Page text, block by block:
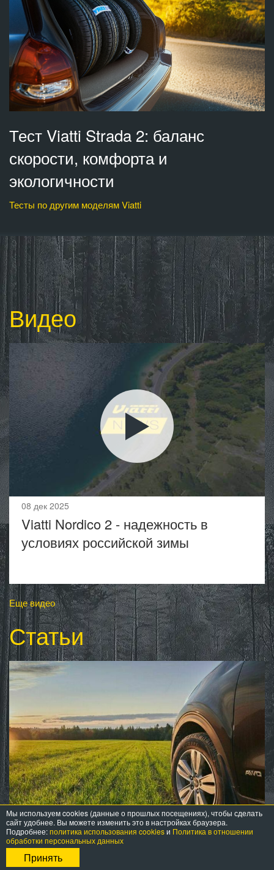
Тест Viatti Strada 2: баланс
скорости, комфорта и
экологичности
Тесты по другим моделям Viatti
Видео
08 дек 2025
Viatti Nordico 2 - надежность в
условиях российской зимы
Еще видео
Статьи
23 апр 2026
Viatti Страда 2: современный подход
к летней шине
Мы используем cookies (данные о прошлых посещениях), чтобы сделать
сайт удобнее. Вы можете изменить это в настройках браузера.
Подробнее:политика использования cookiesи Политика в отношении
обработки персональных данных
Принять